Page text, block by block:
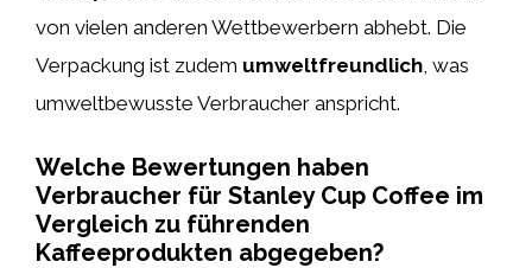
von vielen anderen Wettbewerbern abhebt. Die
Verpackung ist zudem umweltfreundlich, was
umweltbewusste Verbraucher anspricht.
Welche Bewertungen haben
Verbraucher für Stanley Cup Coffee im
Vergleich zu führenden
Kaffeeprodukten abgegeben?